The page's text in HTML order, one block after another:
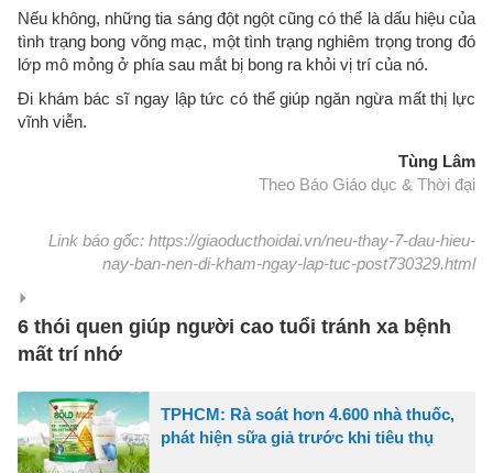
Nếu không, những tia sáng đột ngột cũng có thể là dấu hiệu của
tình trạng bong võng mạc, một tình trạng nghiêm trọng trong đó
lớp mô mỏng ở phía sau mắt bị bong ra khỏi vị trí của nó.
Đi khám bác sĩ ngay lập tức có thể giúp ngăn ngừa mất thị lực
vĩnh viễn.
Tùng Lâm
Theo Báo Giáo dục & Thời đại
Link báo gốc: https://giaoducthoidai.vn/neu-thay-7-dau-hieu-
nay-ban-nen-di-kham-ngay-lap-tuc-post730329.html
6 thói quen giúp người cao tuổi tránh xa bệnh
mất trí nhớ
TPHCM: Rà soát hơn 4.600 nhà thuốc,
phát hiện sữa giả trước khi tiêu thụ